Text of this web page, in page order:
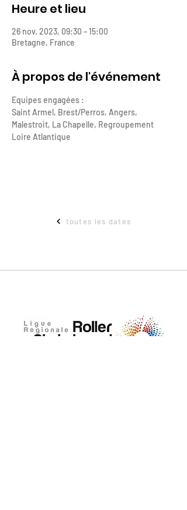
Heure et lieu
26 nov. 2023, 09:30 – 15:00
Bretagne, France
À propos de l'événement
Equipes engagées :
Saint Armel, Brest/Perros, Angers,
Malestroit, La Chapelle, Regroupement
Loire Atlantique
toutes les dates